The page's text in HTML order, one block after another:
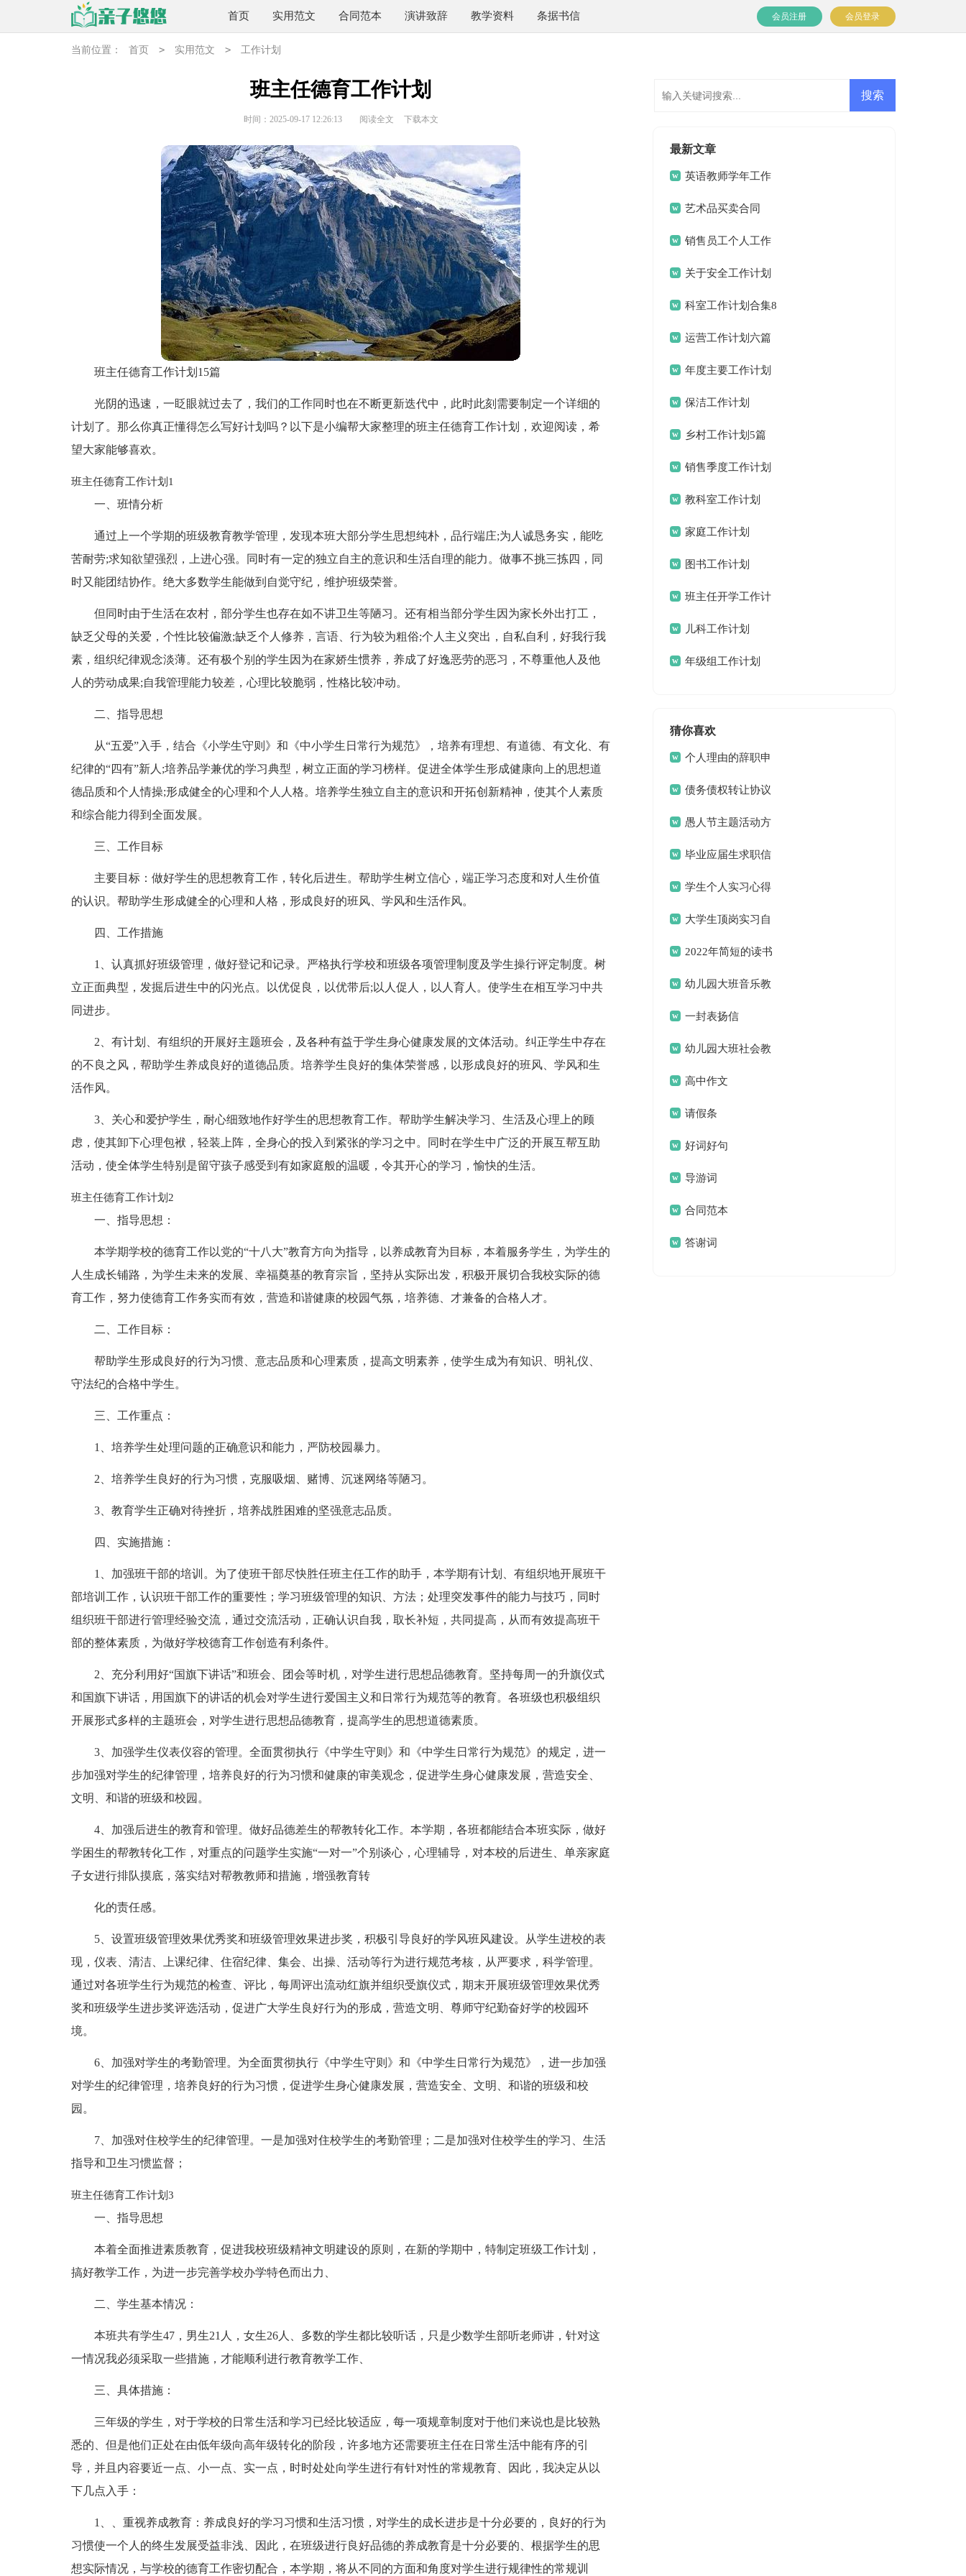
首页 实用范文 合同范本 演讲致辞 教学资料 条据书信 会员登录
会员注册
当前位置： 首页 > 实用范文 > 工作计划
班主任德育工作计划
时间：2025-09-17 12:26:13 阅读全文 下载本文
班主任德育工作计划15篇
光阴的迅速，一眨眼就过去了，我们的工作同时也在不断更新迭代中，此时此刻需要制定一个详细的
计划了。那么你真正懂得怎么写好计划吗？以下是小编帮大家整理的班主任德育工作计划，欢迎阅读，希
望大家能够喜欢。
班主任德育工作计划1
一、班情分析
通过上一个学期的班级教育教学管理，发现本班大部分学生思想纯朴，品行端庄;为人诚恳务实，能吃
苦耐劳;求知欲望强烈，上进心强。同时有一定的独立自主的意识和生活自理的能力。做事不挑三拣四，同
时又能团结协作。绝大多数学生能做到自觉守纪，维护班级荣誉。
但同时由于生活在农村，部分学生也存在如不讲卫生等陋习。还有相当部分学生因为家长外出打工，
缺乏父母的关爱，个性比较偏激;缺乏个人修养，言语、行为较为粗俗;个人主义突出，自私自利，好我行我
素，组织纪律观念淡薄。还有极个别的学生因为在家娇生惯养，养成了好逸恶劳的恶习，不尊重他人及他
人的劳动成果;自我管理能力较差，心理比较脆弱，性格比较冲动。
二、指导思想
从“五爱”入手，结合《小学生守则》和《中小学生日常行为规范》，培养有理想、有道德、有文化、有
纪律的“四有”新人;培养品学兼优的学习典型，树立正面的学习榜样。促进全体学生形成健康向上的思想道
德品质和个人情操;形成健全的心理和个人人格。培养学生独立自主的意识和开拓创新精神，使其个人素质
和综合能力得到全面发展。
三、工作目标
主要目标：做好学生的思想教育工作，转化后进生。帮助学生树立信心，端正学习态度和对人生价值
的认识。帮助学生形成健全的心理和人格，形成良好的班风、学风和生活作风。
四、工作措施
1、认真抓好班级管理，做好登记和记录。严格执行学校和班级各项管理制度及学生操行评定制度。树
立正面典型，发掘后进生中的闪光点。以优促良，以优带后;以人促人，以人育人。使学生在相互学习中共
同进步。
2、有计划、有组织的开展好主题班会，及各种有益于学生身心健康发展的文体活动。纠正学生中存在
的不良之风，帮助学生养成良好的道德品质。培养学生良好的集体荣誉感，以形成良好的班风、学风和生
活作风。
3、关心和爱护学生，耐心细致地作好学生的思想教育工作。帮助学生解决学习、生活及心理上的顾
虑，使其卸下心理包袱，轻装上阵，全身心的投入到紧张的学习之中。同时在学生中广泛的开展互帮互助
活动，使全体学生特别是留守孩子感受到有如家庭般的温暖，令其开心的学习，愉快的生活。
班主任德育工作计划2
一、指导思想：
本学期学校的德育工作以党的“十八大”教育方向为指导，以养成教育为目标，本着服务学生，为学生的
人生成长铺路，为学生未来的发展、幸福奠基的教育宗旨，坚持从实际出发，积极开展切合我校实际的德
育工作，努力使德育工作务实而有效，营造和谐健康的校园气氛，培养德、才兼备的合格人才。
二、工作目标：
帮助学生形成良好的行为习惯、意志品质和心理素质，提高文明素养，使学生成为有知识、明礼仪、
守法纪的合格中学生。
三、工作重点：
1、培养学生处理问题的正确意识和能力，严防校园暴力。
2、培养学生良好的行为习惯，克服吸烟、赌博、沉迷网络等陋习。
3、教育学生正确对待挫折，培养战胜困难的坚强意志品质。
四、实施措施：
1、加强班干部的培训。为了使班干部尽快胜任班主任工作的助手，本学期有计划、有组织地开展班干
部培训工作，认识班干部工作的重要性；学习班级管理的知识、方法；处理突发事件的能力与技巧，同时
组织班干部进行管理经验交流，通过交流活动，正确认识自我，取长补短，共同提高，从而有效提高班干
部的整体素质，为做好学校德育工作创造有利条件。
2、充分利用好“国旗下讲话”和班会、团会等时机，对学生进行思想品德教育。坚持每周一的升旗仪式
和国旗下讲话，用国旗下的讲话的机会对学生进行爱国主义和日常行为规范等的教育。各班级也积极组织
开展形式多样的主题班会，对学生进行思想品德教育，提高学生的思想道德素质。
3、加强学生仪表仪容的管理。全面贯彻执行《中学生守则》和《中学生日常行为规范》的规定，进一
步加强对学生的纪律管理，培养良好的行为习惯和健康的审美观念，促进学生身心健康发展，营造安全、
文明、和谐的班级和校园。
4、加强后进生的教育和管理。做好品德差生的帮教转化工作。本学期，各班都能结合本班实际，做好
学困生的帮教转化工作，对重点的问题学生实施“一对一”个别谈心，心理辅导，对本校的后进生、单亲家庭
子女进行排队摸底，落实结对帮教教师和措施，增强教育转
化的责任感。
5、设置班级管理效果优秀奖和班级管理效果进步奖，积极引导良好的学风班风建设。从学生进校的表
现，仪表、清洁、上课纪律、住宿纪律、集会、出操、活动等行为进行规范考核，从严要求，科学管理。
通过对各班学生行为规范的检查、评比，每周评出流动红旗并组织受旗仪式，期末开展班级管理效果优秀
奖和班级学生进步奖评选活动，促进广大学生良好行为的形成，营造文明、尊师守纪勤奋好学的校园环
境。
6、加强对学生的考勤管理。为全面贯彻执行《中学生守则》和《中学生日常行为规范》，进一步加强
对学生的纪律管理，培养良好的行为习惯，促进学生身心健康发展，营造安全、文明、和谐的班级和校
园。
7、加强对住校学生的纪律管理。一是加强对住校学生的考勤管理；二是加强对住校学生的学习、生活
指导和卫生习惯监督；
班主任德育工作计划3
一、指导思想
本着全面推进素质教育，促进我校班级精神文明建设的原则，在新的学期中，特制定班级工作计划，
搞好教学工作，为进一步完善学校办学特色而出力、
二、学生基本情况：
本班共有学生47，男生21人，女生26人、多数的学生都比较听话，只是少数学生部听老师讲，针对这
一情况我必须采取一些措施，才能顺利进行教育教学工作、
三、具体措施：
三年级的学生，对于学校的日常生活和学习已经比较适应，每一项规章制度对于他们来说也是比较熟
悉的、但是他们正处在由低年级向高年级转化的阶段，许多地方还需要班主任在日常生活中能有序的引
导，并且内容要近一点、小一点、实一点，时时处处向学生进行有针对性的常规教育、因此，我决定从以
下几点入手：
1、、重视养成教育：养成良好的学习习惯和生活习惯，对学生的成长进步是十分必要的，良好的行为
习惯使一个人的终生发展受益非浅、因此，在班级进行良好品德的养成教育是十分必要的、根据学生的思
想实际情况，与学校的德育工作密切配合，本学期，将从不同的方面和角度对学生进行规律性的常规训
最新文章
英语教师学年工作
计划艺术品买卖合同
销售员工个人工作
计划关于安全工作计划
锦集十篇
科室工作计划合集8
篇 运营工作计划六篇
年度主要工作计划
三篇保洁工作计划
乡村工作计划5篇
销售季度工作计划
15篇教科室工作计划
家庭工作计划
图书工作计划
班主任开学工作计
划 儿科工作计划
年级组工作计划
猜你喜欢
个人理由的辞职申
请书债务债权转让协议
愚人节主题活动方
案 毕业应届生求职信
13篇学生个人实习心得
体会大学生顶岗实习自
我总结2022年简短的读书
名言名句汇总79句
幼儿园大班音乐教
案(汇编15篇)
一封表扬信
幼儿园大班社会教
案集锦15篇
高中作文
请假条
好词好句
导游词
合同范本
答谢词